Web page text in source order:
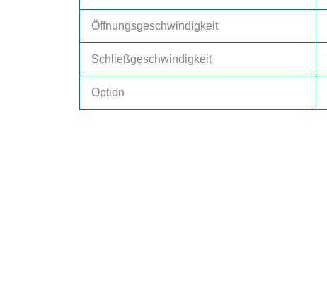
Öffnungsgeschwindigkeit
Schließgeschwindigkeit
Option